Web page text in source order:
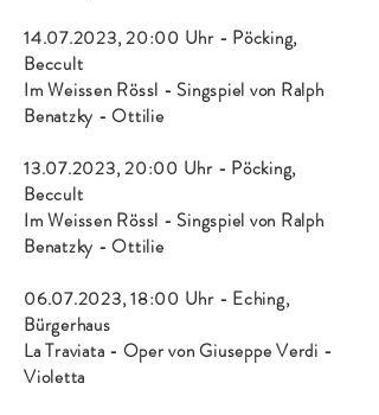
14.07.2023, 20:00 Uhr - Pöcking,
Beccult
Im Weissen Rössl - Singspiel von Ralph
Benatzky - Ottilie
13.07.2023, 20:00 Uhr - Pöcking,
Beccult
Im Weissen Rössl - Singspiel von Ralph
Benatzky - Ottilie
06.07.2023, 18:00 Uhr - Eching,
Bürgerhaus
La Traviata - Oper von Giuseppe Verdi -
Violetta